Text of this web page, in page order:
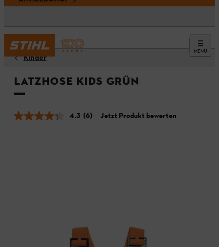
MENÜ
Kinder
Latzhose KIDS Grün
4.3 (6) Jetzt Produkt bewerten